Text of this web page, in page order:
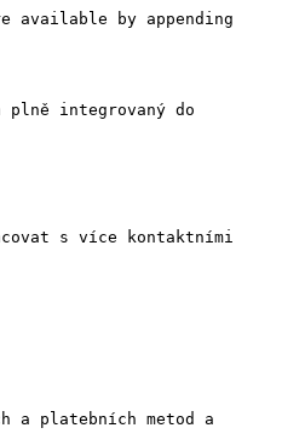
available by appending
plně integrovaný do
s více kontaktními
a platebních metod a